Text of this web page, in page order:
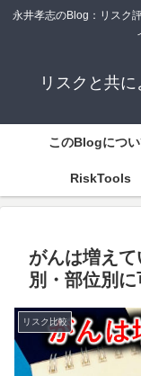
永井孝志のBlog：リスク
リスクと共
このBlogにつ
RiskTools
がんは増え
別・部位別
リスク比較